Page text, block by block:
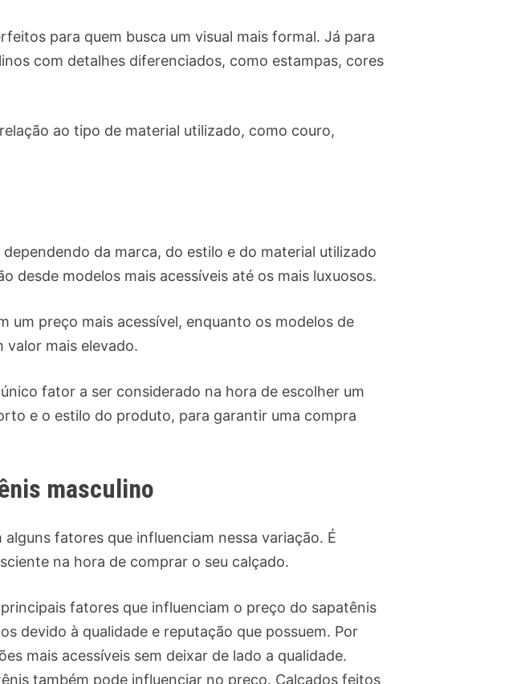
para quem busca um visual mais formal. Já para
com detalhes diferenciados, como estampas, cores
ao tipo de material utilizado, como couro,
da marca, do estilo e do material utilizado
desde modelos mais acessíveis até os mais luxuosos.
um preço mais acessível, enquanto os modelos de
valor mais elevado.
fator a ser considerado na hora de escolher um
e o estilo do produto, para garantir uma compra
masculino
fatores que influenciam nessa variação. É
na hora de comprar o seu calçado.
fatores que influenciam o preço do sapatênis
devido à qualidade e reputação que possuem. Por
mais acessíveis sem deixar de lado a qualidade.
também pode influenciar no preço. Calçados feitos